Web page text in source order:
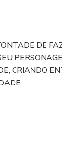
DE
CRIANDO